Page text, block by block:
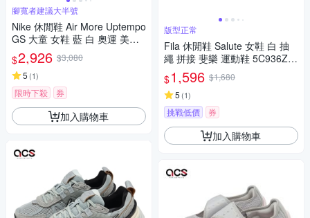
腳寬者建議大半號
Nike 休閒鞋 Air More Uptempo
GS 大童 女鞋 藍 白 奧運 美國
隊 氣墊 FV5371-100
$2,926 $3,080
5 (1)
限時下殺 券
加入購物車
版型正常
Fila 休閒鞋 Salute 女鞋 白 抽
繩 拼接 斐樂 運動鞋 5C936Z1
10
$1,596 $1,680
5 (1)
挑戰低價 券
加入購物車